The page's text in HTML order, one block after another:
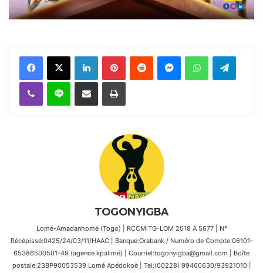
FacebookX Linkedin PinterestReddit MessengerWhatsAppTelegram
Viber Ligne Partager par email Imprimer
TOGONYIGBA
Lomé-Amadanhomé (Togo) | RCCM:TG-LOM 2018 A 5677 | N°
Récépissé:0425/24/03/11/HAAC | Banque:Orabank / Numéro de Compte:06101-
65386500501-49 (agence kpalimé) | Courriel:togonyigba@gmail.com | Boîte
postale:23BP90053539 Lomé Apédokoè | Tel:(00228) 99460630/93921010 |